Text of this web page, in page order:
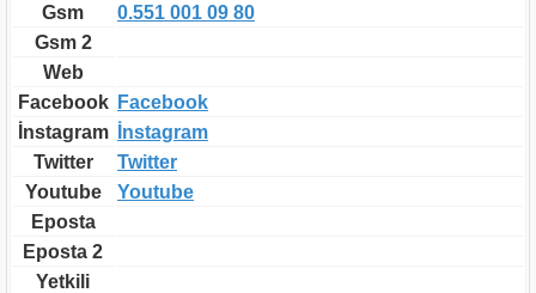
Gsm
0.551 001 09 80
Gsm 2
Web
Facebook Facebook
İnstagram
İnstagram
Twitter
Twitter
Youtube
Youtube
Eposta
Eposta 2
Yetkili